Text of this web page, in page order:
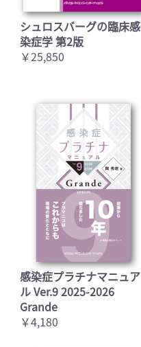
シュロスバーグの臨床感
染症学 第2版
￥25,850
感染症プラチナマニュア
ル Ver.9 2025-2026
Grande
￥4,180